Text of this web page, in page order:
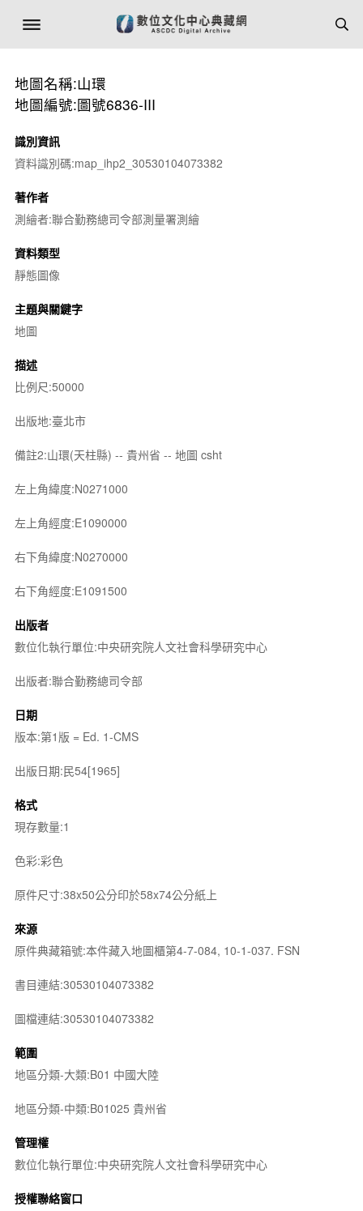
地圖名稱:山環
地圖編號:圖號6836-III
識別資訊
資料識別碼:map_ihp2_30530104073382
著作者
測繪者:聯合勤務總司令部測量署測繪
資料類型
靜態圖像
主題與關鍵字
地圖
描述
比例尺:50000
出版地:臺北市
備註2:山環(天柱縣) -- 貴州省 -- 地圖 csht
左上角緯度:N0271000
左上角經度:E1090000
右下角緯度:N0270000
右下角經度:E1091500
出版者
數位化執行單位:中央研究院人文社會科學研究中心
出版者:聯合勤務總司令部
日期
版本:第1版 = Ed. 1-CMS
出版日期:民54[1965]
格式
現存數量:1
色彩:彩色
原件尺寸:38x50公分印於58x74公分紙上
來源
原件典藏箱號:本件藏入地圖櫃第4-7-084, 10-1-037. FSN
書目連結:30530104073382
圖檔連結:30530104073382
範圍
地區分類-大類:B01 中國大陸
地區分類-中類:B01025 貴州省
管理權
數位化執行單位:中央研究院人文社會科學研究中心
授權聯絡窗口